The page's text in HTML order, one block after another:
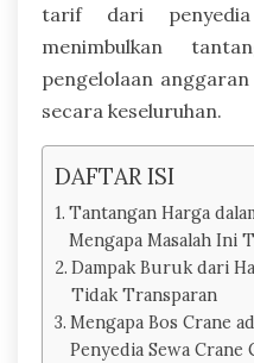
tarif dari
menimbulkan
pengelolaan
secara keseluruhan.
DAFTAR ISI
Tantangan Harga
Mengapa Masalah Ini
Dampak Buruk dari
Tidak Transparan
Mengapa Bos Crane
Penyedia Sewa Crane